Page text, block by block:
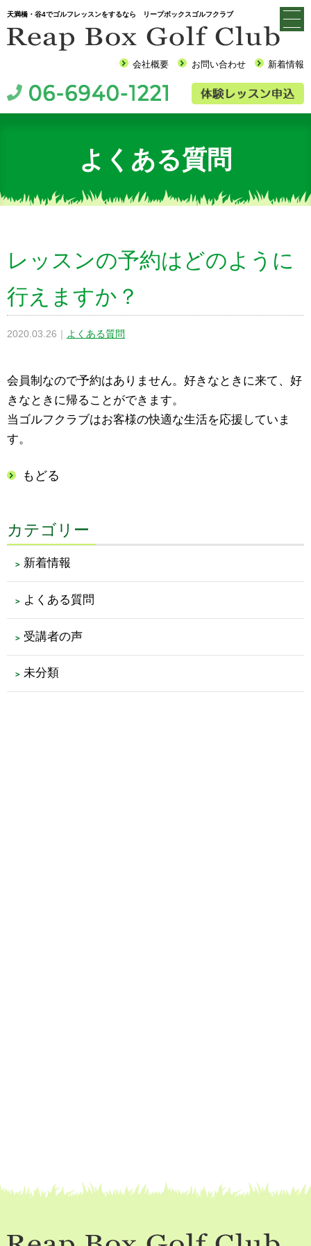
天満橋・谷4でゴルフレッスンをするなら リープボックスゴルフクラブ
会社概要 お問い合わせ 新着情報
よくある質問
レッスンの予約はどのように
行えますか？
2020.03.26 よくある質問
会員制なので予約はありません。好きなときに来て、好
きなときに帰ることができます。
当ゴルフクラブはお客様の快適な生活を応援していま
す。
もどる
カテゴリー
新着情報
よくある質問
受講者の声
未分類